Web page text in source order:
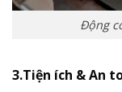
Động
3.Tiện ích & An